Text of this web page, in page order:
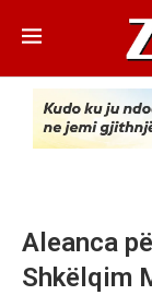
Aleanca
Shkëlqim